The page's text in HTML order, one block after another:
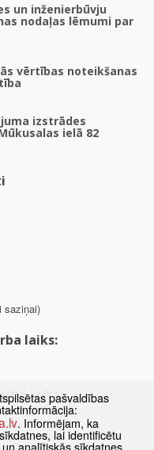
un inženierbūvju
nodaļas lēmumi par
vērtības noteikšanas
izstrādes
ielā 82
saziņai)
laiks:
laiks:pašvaldības
. Informējam, ka
lai identificētu
analītiskās sīkdatnes,